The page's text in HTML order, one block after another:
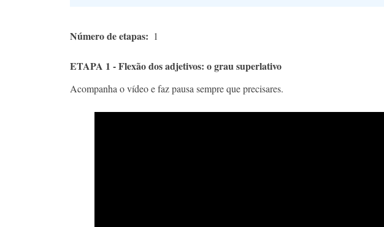
Número de etapas 1
ETAPA 1 - Flexão dos adjetivos: o grau superlativo
Acompanha o vídeo e faz pausa sempre que precisares.